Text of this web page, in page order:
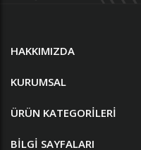
HAKKIMIZDA
KURUMSAL
ÜRÜN KATEGORILERI
BILGI SAYFALARI